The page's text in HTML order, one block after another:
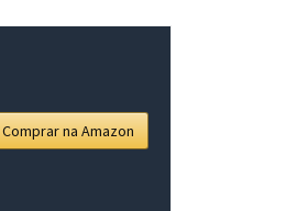
Comprar na Amazon